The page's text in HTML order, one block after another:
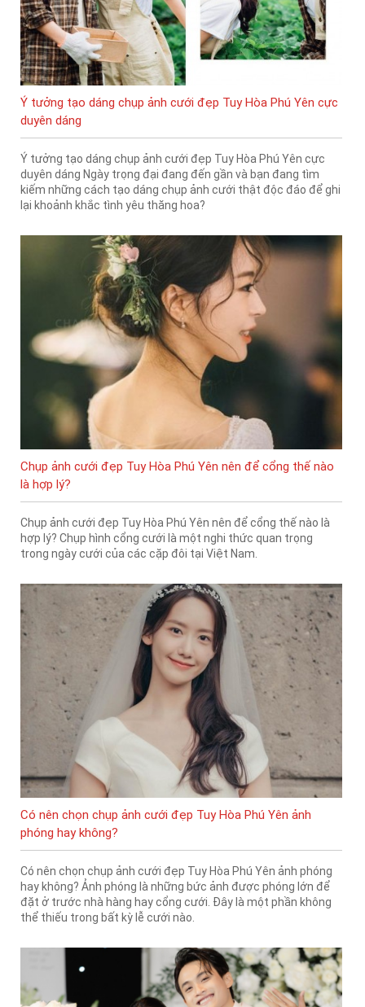
Ý tưởng tạo dáng chụp ảnh cưới đẹp Tuy Hòa Phú Yên cực
duyên dáng
Ý tưởng tạo dáng chụp ảnh cưới đẹp Tuy Hòa Phú Yên cực
duyên dáng Ngày trọng đại đang đến gần và bạn đang tìm
kiếm những cách tạo dáng chụp ảnh cưới thật độc đáo để ghi
lại khoảnh khắc tình yêu thăng hoa?
Chụp ảnh cưới đẹp Tuy Hòa Phú Yên nên để cổng thế nào
là hợp lý?
Chụp ảnh cưới đẹp Tuy Hòa Phú Yên nên để cổng thế nào là
hợp lý? Chụp hình cổng cưới là một nghi thức quan trọng
trong ngày cưới của các cặp đôi tại Việt Nam.
Có nên chọn chụp ảnh cưới đẹp Tuy Hòa Phú Yên ảnh
phóng hay không?
Có nên chọn chụp ảnh cưới đẹp Tuy Hòa Phú Yên ảnh phóng
hay không? Ảnh phóng là những bức ảnh được phóng lớn để
đặt ở trước nhà hàng hay cổng cưới. Đây là một phần không
thể thiếu trong bất kỳ lễ cưới nào.